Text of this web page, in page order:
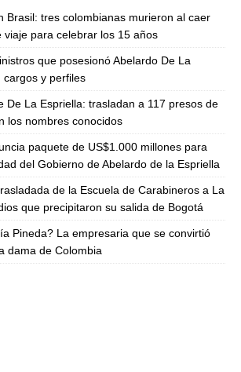
Brasil: tres colombianas murieron al caer
viaje para celebrar los 15 años
que posesionó Abelardo De La
cargos y perfiles
De La Espriella: trasladan a 117 presos de
los nombres conocidos
paquete de US$1.000 millones para
del Gobierno de Abelardo de la Espriella
de la Escuela de Carabineros a La
que precipitaron su salida de Bogotá
Pineda? La empresaria que se convirtió
dama de Colombia